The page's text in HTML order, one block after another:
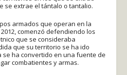
se extrae el tántalo o tantalio.
armados que operan en la
comenzó defendiendo los
que se consideraba
que su territorio se ha ido
se ha convertido en una fuente de
combatientes y armas.